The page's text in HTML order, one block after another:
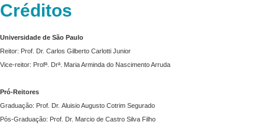
Créditos
Universidade de São Paulo
Reitor: Prof. Dr. Carlos Gilberto Carlotti Junior
Vice-reitor: Profª. Drª. Maria Arminda do Nascimento Arruda
Pró-Reitores
Graduação: Prof. Dr. Aluisio Augusto Cotrim Segurado
Pós-Graduação: Prof. Dr. Marcio de Castro Silva Filho